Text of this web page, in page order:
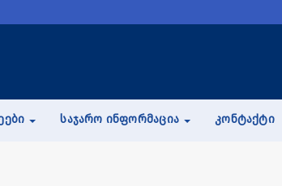
ᲡᲐᲯᲐᲠᲝ ᲘᲜᲤᲝᲠᲛᲐᲪᲘᲐ ᲙᲝᲜᲢᲐᲥᲢᲘ